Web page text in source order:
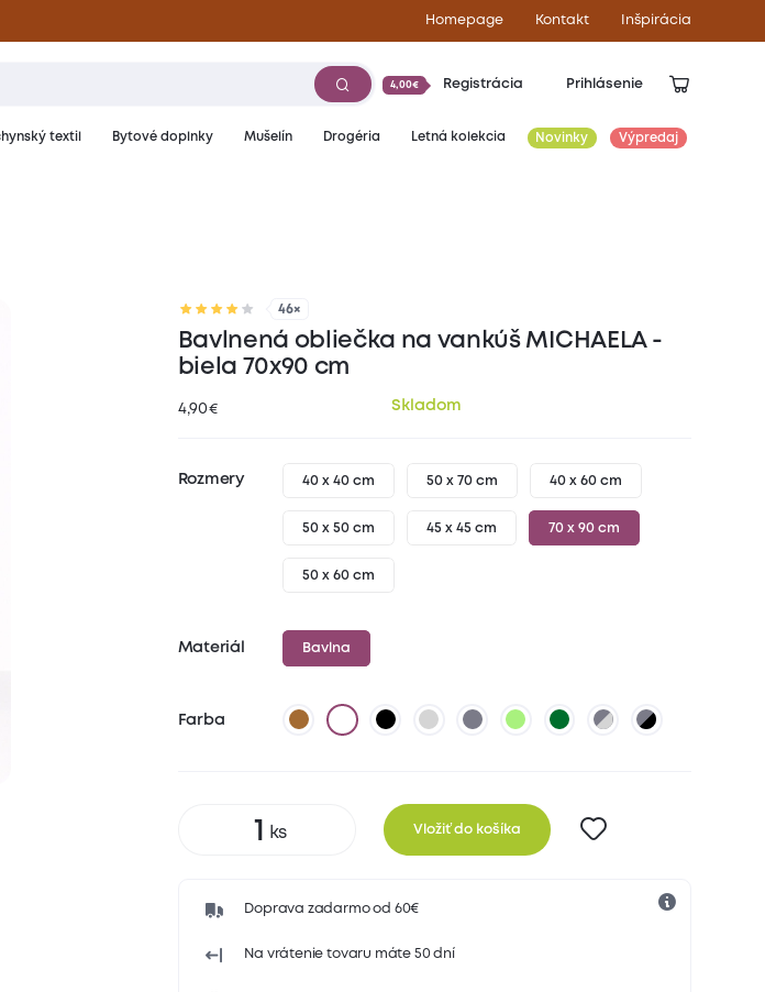
Homepage Kontakt Inšpirácia
4,00€ Registrácia Prihlásenie
textil Bytové doplnky Mušelín Drogéria Letná kolekcia Novinky Výpredaj
46×
Bavlnená obliečka na vankúš MICHAELA -
biela 70x90 cm
4,90 € Skladom
Rozmery 40 x 40 cm 50 x 70 cm 40 x 60 cm
50 x 50 cm 45 x 45 cm 70 x 90 cm
50 x 60 cm
Materiál Bavlna
Farba
Vložiť do košíka
Doprava zadarmo od 60€
Na vrátenie tovaru máte 50 dní